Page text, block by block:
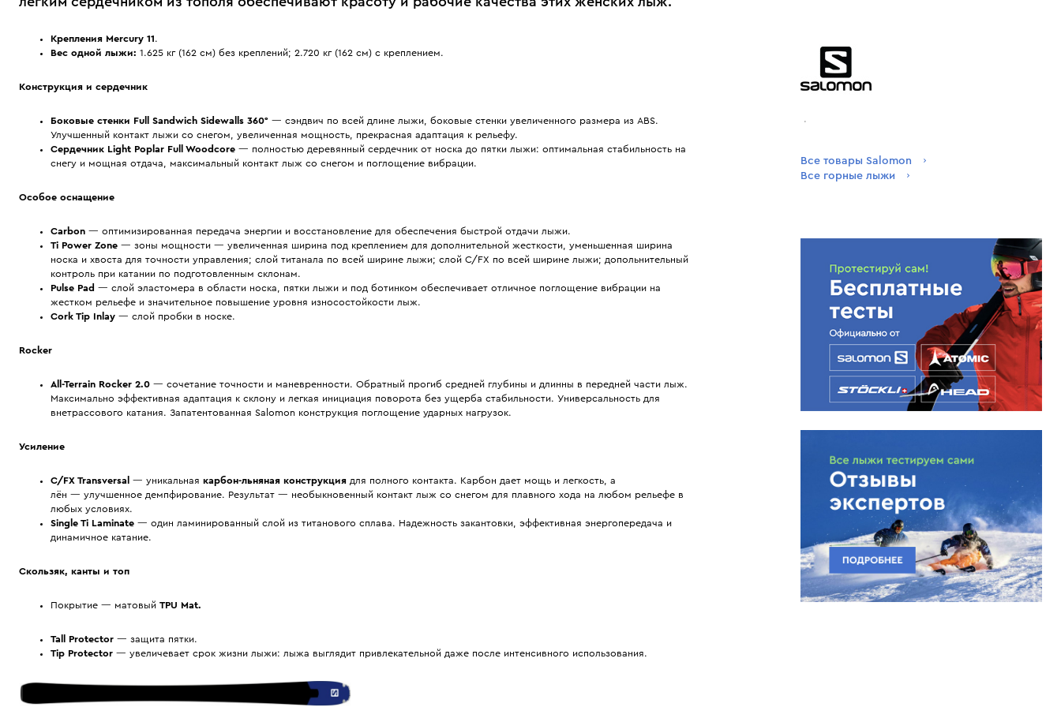
Крепления Mercury 11.
Вес одной лыжи: 1.625 кг (162 см) без креплений; 2.720 кг (162 см) с креплением.
Конструкция и сердечник
Боковые стенки Full Sandwich Sidewalls 360° — сэндвич по всей длине лыжи, боковые стенки увеличенного размера из ABS.
Улучшенный контакт лыжи со снегом, увеличенная мощность, прекрасная адаптация к рельефу.
Сердечник Light Poplar Full Woodcore — полностью деревянный сердечник от носка до пятки лыжи: оптимальная стабильность на
снегу и мощная отдача, максимальный контакт лыж со снегом и поглощение вибрации.
Особое оснащение
Carbon — оптимизированная передача энергии и восстановление для обеспечения быстрой отдачи лыжи.
Ti Power Zone — зоны мощности — увеличенная ширина под креплением для дополнительной жесткости, уменьшенная ширина
носка и хвоста для точности управления; слой титанала по всей ширине лыжи; слой C/FX по всей ширине лыжи; допольнительный
контроль при катании по подготовленным склонам.
Pulse Pad — слой эластомера в области носка, пятки лыжи и под ботинком обеспечивает отличное поглощение вибрации на
жестком рельефе и значительное повышение уровня износостойкости лыж.
Cork Tip Inlay — слой пробки в носке.
Rocker
All-Terrain Rocker 2.0 — cочетание точности и маневренности. Обратный прогиб средней глубины и длинны в передней части лыж.
Максимально эффективная адаптация к склону и легкая инициация поворота без ущерба стабильности. Универсальность для
внетрассового катания. Запатентованная Salomon конструкция поглощение ударных нагрузок.
Усиление
C/FX Transversal — уникальная карбон-льняная конструкция для полного контакта. Карбон дает мощь и легкость, а
лён — улучшенное демпфирование. Результат — необыкновенный контакт лыж со снегом для плавного хода на любом рельефе в
любых условиях.
Single Ti Laminate — один ламинированный слой из титанового сплава. Надежность закантовки, эффективная энергопередача и
динамичное катание.
Скользяк, канты и топ
Покрытие — матовый TPU Mat.
Tall Protector — защита пятки.
Tip Protector — увеличевает срок жизни лыжи: лыжа выглядит привлекательной даже после интенсивного использования.
.
Все товары Salomon
Все горные лыжи